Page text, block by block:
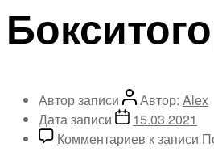
Автор записи Автор: Alex
Дата записи
15.03.2021
Комментариев к записи